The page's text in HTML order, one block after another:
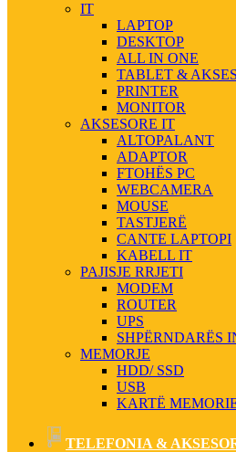
IT
LAPTOP
DESKTOP
ALL IN ONE
TABLET &
PRINTER
MONITOR
AKSESORE IT
ALTOPALANT
ADAPTOR
FTOHËS PC
WEBCAMERA
MOUSE
TASTJERË
CANTE LAPTOPI
KABELL IT
PAJISJE RRJETI
MODEM
ROUTER
UPS
SHPËRNDARËS
MEMORJE
HDD/ SSD
USB
KARTË
TELEFONIA &